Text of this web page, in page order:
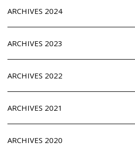
ARCHIVES 2024
ARCHIVES 2023
ARCHIVES 2022
ARCHIVES 2021
ARCHIVES 2020